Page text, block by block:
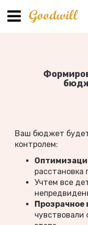
Toggle
Ваш бюджет
контролем:
расстановка
Учтем все
Прозрачное
чувствовали